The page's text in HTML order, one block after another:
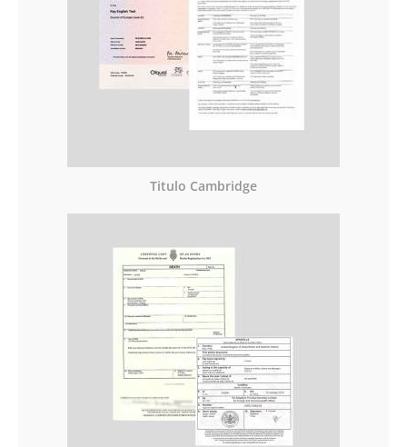
Titulo Cambridge